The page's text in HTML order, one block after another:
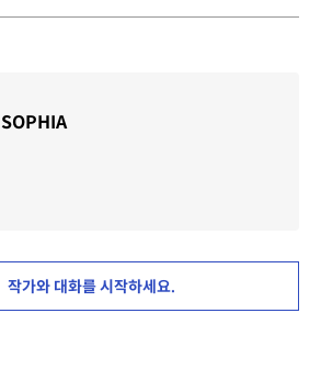
SOPHIA
작가와 대화를 시작하세요.